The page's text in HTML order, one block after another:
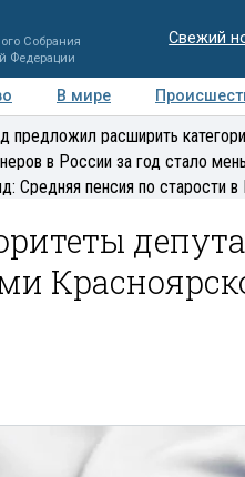
Собрания
Федерации
Свежий
В мире
Регионы Медиацентр
предложил расширить
в России за год стало
Средняя пенсия по старости